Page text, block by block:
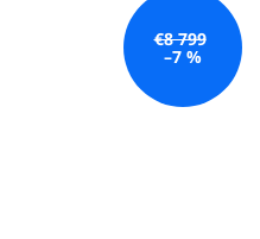
€8 799
–7 %